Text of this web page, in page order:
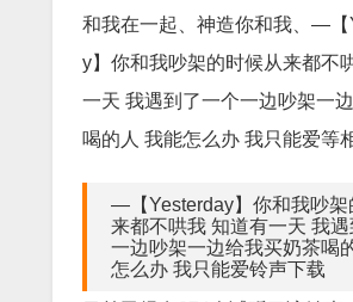
和我在一起、神造你和我、—【
y】你和我吵架的时候从来都不
一天 我遇到了一个一边吵架一
喝的人 我能怎么办 我只能爱等
—【Yesterday】你和我吵架
来都不哄我 知道有一天 我
一边吵架一边给我买奶茶喝
怎么办 我只能爱铃声下载